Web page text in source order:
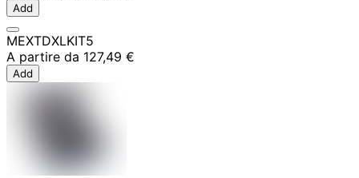
Add
MEXTDXLKIT5
A partire da 127,49 €
Add